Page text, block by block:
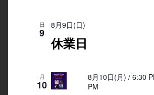
日
9
8月9日(日)
休業日
月
10
8月10日(月) / 6:30
PM